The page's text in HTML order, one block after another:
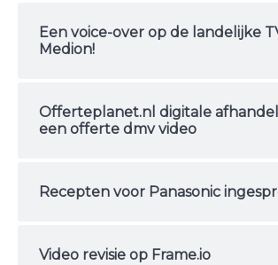
Een voice-over op de landelijke
Medion!
Offerteplanet.nl digitale
een offerte dmv video
Recepten voor Panasonic
Video revisie op Frame.io